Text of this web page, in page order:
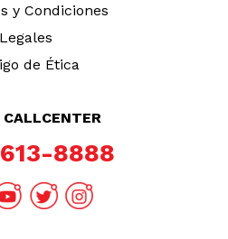
y Condiciones
Legales
de Ética
CALLCENTER
8888